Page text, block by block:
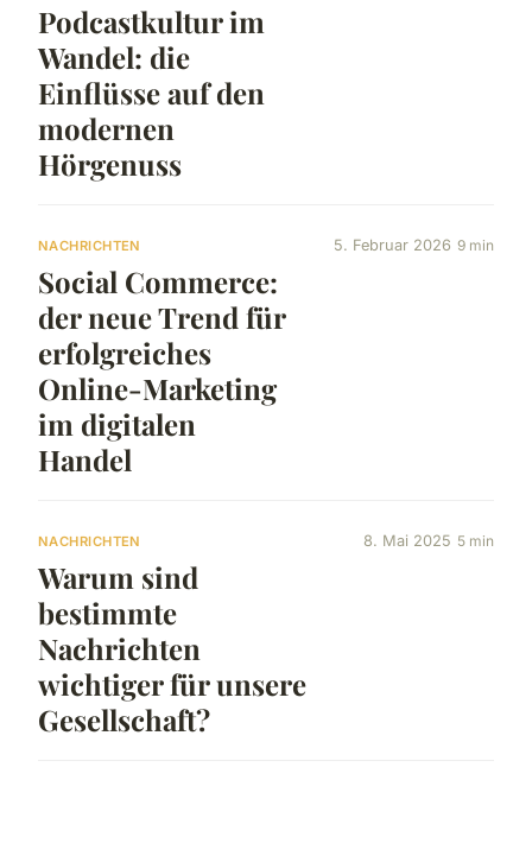
Podcastkultur im
Wandel: die
Einflüsse auf den
modernen
Hörgenuss
NACHRICHTEN
Social Commerce:
der neue Trend für
erfolgreiches
Online-Marketing
im digitalen
Handel
5. Februar 2026 9 min
NACHRICHTEN
Warum sind
bestimmte
Nachrichten
wichtiger für unsere
Gesellschaft?
8. Mai 2025 5 min